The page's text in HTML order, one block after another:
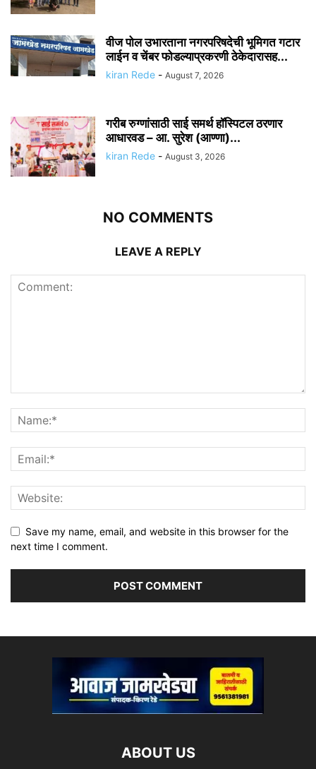
वीज पोल उभारताना नगरपरिषदेची भूमिगत गटार
लाईन व चेंबर फोडल्याप्रकरणी ठेकेदारासह...
kiran Rede - August 7, 2026
गरीब रुग्णांसाठी साई समर्थ हॉस्पिटल ठरणार
आधारवड – आ. सुरेश (आण्णा)...
kiran Rede - August 3, 2026
NO COMMENTS
LEAVE A REPLY
Save my name, email, and website in this browser for the
next time I comment.
ABOUT US